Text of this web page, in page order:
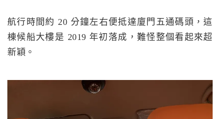
航行時間約 20 分鐘左右便抵達廈門五通碼頭，這
棟候船大樓是 2019 年初落成，難怪整個看起來超
新穎。